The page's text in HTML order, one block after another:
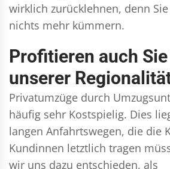
wirklich zurücklehnen, denn
nichts mehr kümmern.
Profitieren auch
unserer
Privatumzüge durch
häufig sehr Kostspielig. Dies
langen Anfahrtswegen, die die
Kundinnen letztlich tragen
wir uns dazu entschieden, als